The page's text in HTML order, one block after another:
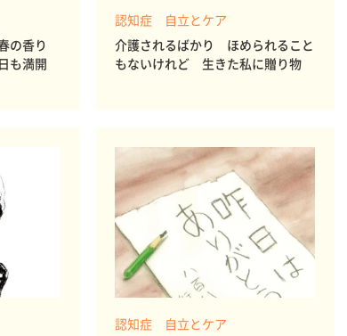
の香り
も満開
認知症 自立とケア
介護されるばかり ほめられること
もないけれど 生きた私に贈り物
認知症 自立とケア